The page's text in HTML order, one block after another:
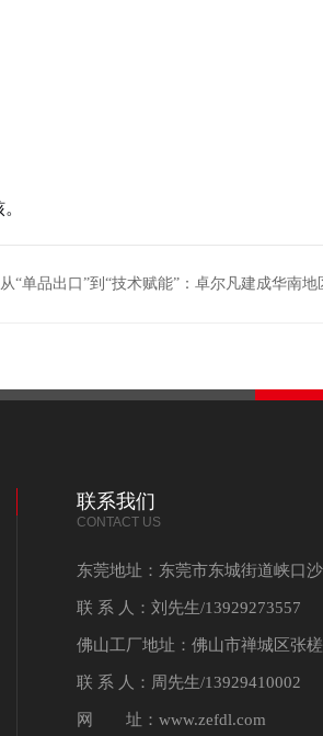
从“单品出口”到“技术赋能”：卓尔凡建成华南地
联系我们
CONTACT US
东莞地址：东莞市东城街道峡口
联 系 人：刘先生/13929273557
佛山工厂地址：佛山市禅城区张
联 系 人：周先生/13929410002
网 址：www.zefdl.com